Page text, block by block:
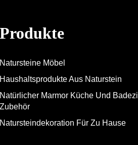
Produkte
Natursteine Möbel
Haushaltsprodukte Aus Naturstein
Natürlicher Marmor Küche Und
Zubehör
Natursteindekoration Für Zu Hause